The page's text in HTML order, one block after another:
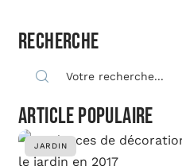
Recherche
Article populaire
JARDIN